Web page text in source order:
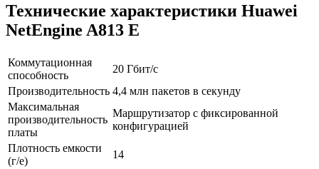
Технические характеристики Huawei
NetEngine A813 E
Коммутационная
способность
20 Гбит/с
Производительность 4,4 млн пакетов в секунду
Максимальная
производительность
платы
Маршрутизатор с фиксированной
конфигурацией
Плотность емкости
(г/е)
14